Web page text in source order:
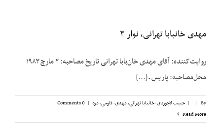
مهدی خانبابا تهرانی، نوار ۳
روایت‌کننده: آقای مهدی خان‌بابا تهرانی تاریخ مصاحبه: ۲ مارچ ۱۹۸۳
محل‌مصاحبه: پاریس ـ [...]
By
|
| حبیب لاجوردی,خانبابا تهرانی، مهدی,فارسی,مرد |
0 Comments
Read More